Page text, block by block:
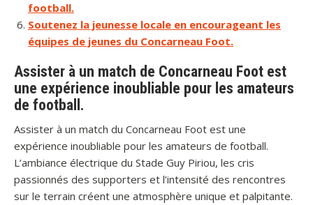
football.
Soutenez la jeunesse locale en encourageant les
équipes de jeunes du Concarneau Foot.
Assister à un match de Concarneau Foot est
une expérience inoubliable pour les amateurs
de football.
Assister à un match du Concarneau Foot est une
expérience inoubliable pour les amateurs de football.
L’ambiance électrique du Stade Guy Piriou, les cris
passionnés des supporters et l’intensité des rencontres
sur le terrain créent une atmosphère unique et palpitante.